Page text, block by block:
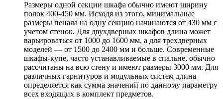
Размеры одной секции шкафа обычно имеют ширину
полок 400-450 мм. Исходя из этого, минимальные
размеры пенала на одну секцию начинаются от 430 мм с
учетом стенок. Для двухдверных шкафов длина может
варьироваться от 1000 до 1600 мм, а для трехдверных
моделей — от 1500 до 2400 мм и больше. Современные
шкафы-купе, часто устанавливаемые в спальне, обычно
рассчитаны на всю стену и имеют размеры 3000 мм. Для
различных гарнитуров и модульных систем длина
определяется как сумма значений по данному параметру
всех входящих в комплект предметов.